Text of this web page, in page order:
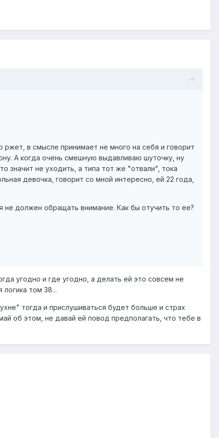
в смысле принимает не много на себя и говорит
А когда очень смешную выдавливаю шуточку, ну
значит не уходить, а типа тот же "отвали", тока
девочка, говорит со мной интересно, ей 22 года,
не должен обращать внимание. Как бы отучить то ее?
угодно и где угодно, а делать ей это совсем не
том 38...
тогда и прислушиваться будет больше и страх
об этом, не давай ей повод предполагать, что тебе в